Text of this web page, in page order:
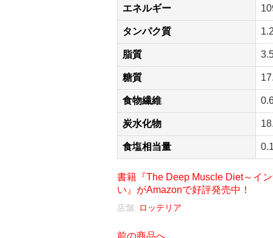
エネルギー
タンパク質
脂質
糖質
食物繊維
炭水化物
食塩相当量
書籍『The Deep Muscle Diet～イ
い』がAmazonで好評発売中！
店舗: ロッテリア
前の商品へ